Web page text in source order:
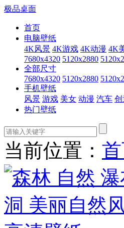
极品桌面
首页
电脑壁纸
4K风景 4K游戏 4K动漫 4K
7680x4320 5120x2880
全部尺寸
7680x4320 5120x2880
手机壁纸
风景 游戏 美女 动漫 汽车 创
热门壁纸
当前位置：